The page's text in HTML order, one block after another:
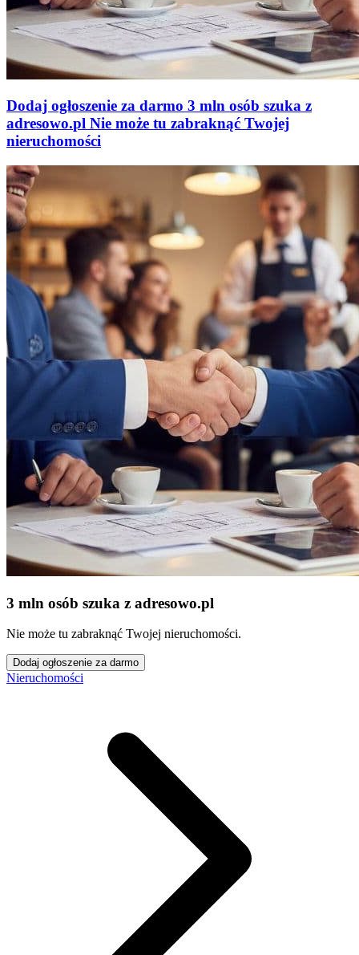
Dodaj ogłoszenie za darmo 3 mln osób szuka z
adresowo.pl Nie może tu zabraknąć Twojej
nieruchomości
3 mln osób szuka z adresowo.pl
Nie może tu zabraknąć Twojej nieruchomości.
Dodaj ogłoszenie za darmo
Nieruchomości